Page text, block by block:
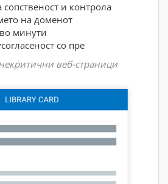
сопственост и контрола
на доменот
минути
со пре
веб-страници